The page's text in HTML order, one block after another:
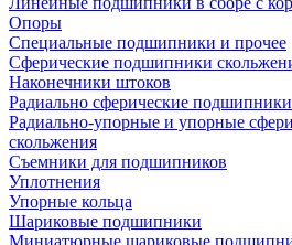
Опоры
Специальные подшипники и прочее
Сферические подшипники
Наконечники штоков
Радиально сферические
Радиально-упорные и упорные
скольжения
Съемники для подшипников
Уплотнения
Упорные кольца
Шариковые подшипники
Миниатюрные шариковые